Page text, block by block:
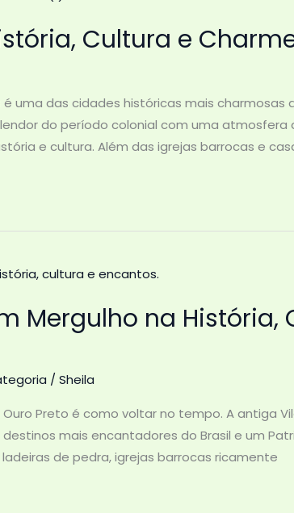
Cultura e
uma das cidades históricas mais charmosas
do período colonial com uma
e cultura. Além das igrejas barrocas e
Mergulho na História,
/Sheila
Preto é como voltar no tempo. A antiga
destinos mais encantadores do Brasil e um
ladeiras de pedra, igrejas barrocas ricamente